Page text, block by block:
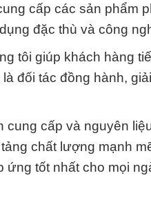
cấp các sản phẩm
đặc thù và công
tôi giúp khách hàng
đối tác đồng hành,
cấp và nguyên
chất lượng mạnh
tốt nhất cho mọi